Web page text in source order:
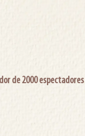
de 2000 espectadores ||